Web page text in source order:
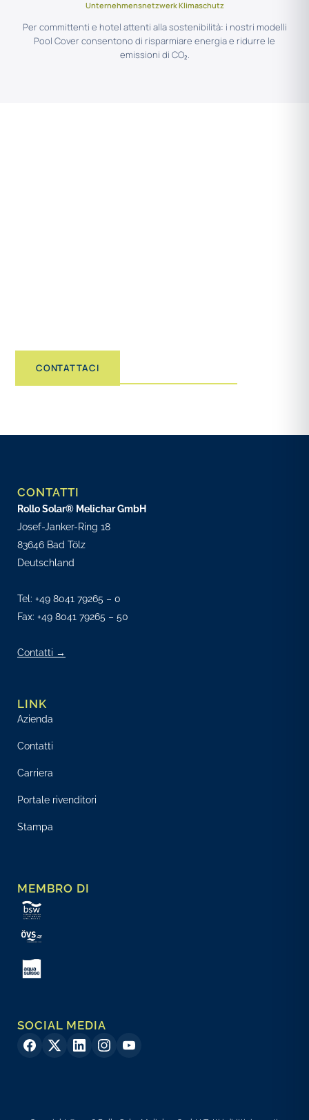
Unternehmensnetzwerk Klimaschutz
Per committenti e hotel attenti alla sostenibilità: i nostri modelli
Pool Cover consentono di risparmiare energia e ridurre le
emissioni di CO₂.
CONTATTACI
CONTATTI
Rollo Solar® Melichar GmbH
Josef-Janker-Ring 18
83646 Bad Tölz
Deutschland
Tel: +49 8041 79265 – 0
Fax: +49 8041 79265 – 50
Contatti →
LINK
Azienda
Contatti
Carriera
Portale rivenditori
Stampa
MEMBRO DI
SOCIAL MEDIA